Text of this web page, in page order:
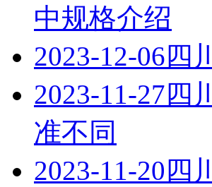
中规格介绍
2023-12-06四
2023-11-27四
准不同
2023-11-20 四